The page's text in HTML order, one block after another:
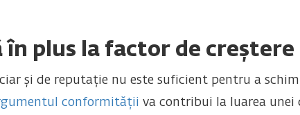
în plus la factor de creștere
și de reputație nu este suficient pentru a
conformității va contribui la luarea unei